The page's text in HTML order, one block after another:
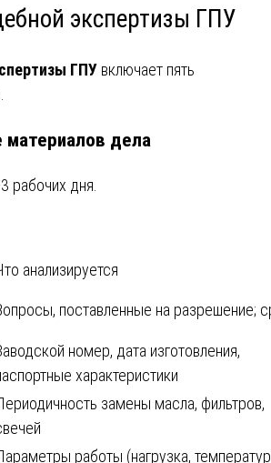
экспертизы ГПУ
ГПУ включает пять
материалов дела
рабочих дня.
анализируется
поставленные на разрешение;
номер, дата изготовления,
характеристики
замены масла, фильтров,
работы (нагрузка,